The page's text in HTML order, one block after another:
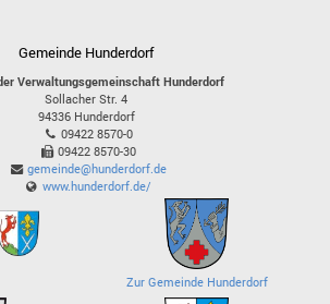
Gemeinde Hunderdorf
Verwaltungsgemeinschaft Hunderdorf
Sollacher Str. 4
94336 Hunderdorf
09422 8570-0
09422 8570-30
gemeinde@hunderdorf.de
www.hunderdorf.de/
Zur Gemeinde Hunderdorf